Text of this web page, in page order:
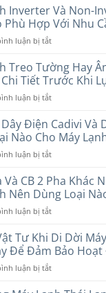
Chiều
Khác
Thế
Nên
Chọn
Nào?
Lạnh
10
Triệu
Đáng
Nhất
Hiện
Gợi
Các
Thương
Uy
Inverter Và Non-
Phù Hợp Với Nhu
luận bị tắtở
Lạnh
Inverter
Và
Non-
Nên
Chọn
Nào
Hợp
Với
Nhu
Cầu
2026
Treo Tường Hay
Tiết Trước Khi
luận bị tắtở
Lạnh
Treo
Tường
Hay
Trần
Tốt
Hơn?
So
Chi
Tiết
Khi
Điện Cadivi Và
Nào Cho Máy
luận bị tắtở
Sánh
Dây
Điện
Cadivi
Daphaco:
Nên
Loại
Và CB 2 Pha Khác
Nên Dùng Loại
luận bị tắtở
1
Pha
Và
CB
Tư Khi Di Dời
Để Đảm Bảo
luận bị tắtở
Vật